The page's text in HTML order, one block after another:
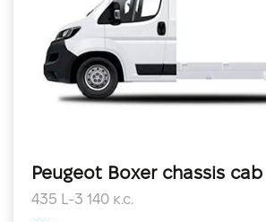
Peugeot Boxer chassis cab
435 L-3 140 к.с.